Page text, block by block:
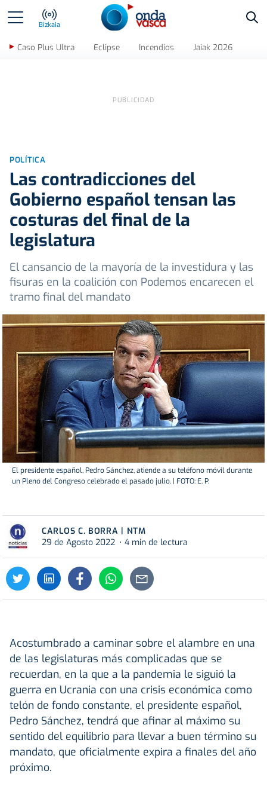
Bizkaia
Caso Plus Ultra Eclipse Incendios Jaiak 2026
POLÍTICA
Las contradicciones del
Gobierno español tensan las
costuras del final de la
legislatura
El cansancio de la mayoría de la investidura y las
fisuras en la coalición con Podemos encarecen el
tramo final del mandato
El presidente español, Pedro Sánchez, atiende a su teléfono móvil durante
un Pleno del Congreso celebrado el pasado julio. | FOTO: E. P.
CARLOS C. BORRA | NTM
29 de Agosto 2022
4 min de lectura
Acostumbrado a caminar sobre el alambre en una
de las legislaturas más complicadas que se
recuerdan, en la que a la pandemia le siguió la
guerra en Ucrania con una crisis económica como
telón de fondo constante, el presidente español,
Pedro Sánchez, tendrá que afinar al máximo su
sentido del equilibrio para llevar a buen término su
mandato, que oficialmente expira a finales del año
próximo.